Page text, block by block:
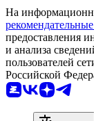
На
предоставления
и анализа
пользователей
Российской